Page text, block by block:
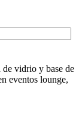
de vidrio y base de
eventos lounge,